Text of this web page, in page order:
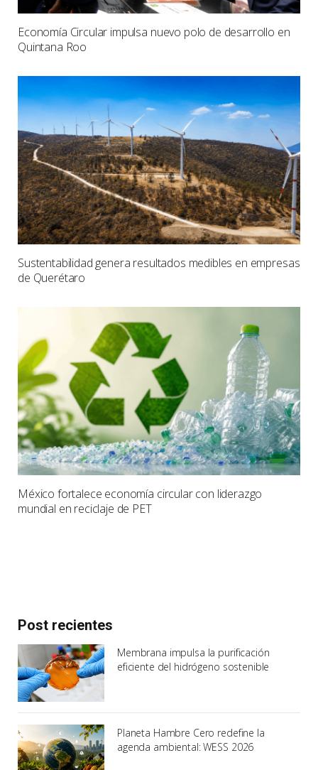
Economía Circular impulsa nuevo polo de desarrollo en
Quintana Roo
Sustentabilidad genera resultados medibles en empresas
de Querétaro
México fortalece economía circular con liderazgo
mundial en reciclaje de PET
Post recientes
Membrana impulsa la purificación
eficiente del hidrógeno sostenible
Planeta Hambre Cero redefine la
agenda ambiental: WESS 2026